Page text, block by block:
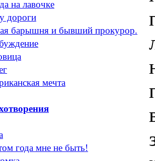
на лавочке
дороги
барышня и бывший прокурор.
мечта
года мне не быть!